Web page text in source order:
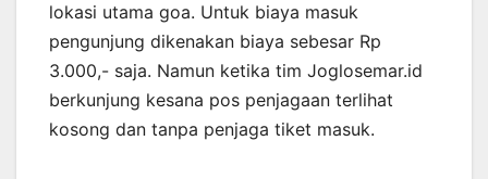
lokasi utama goa. Untuk biaya masuk
pengunjung dikenakan biaya sebesar Rp
3.000,- saja. Namun ketika tim Joglosemar.id
berkunjung kesana pos penjagaan terlihat
kosong dan tanpa penjaga tiket masuk.